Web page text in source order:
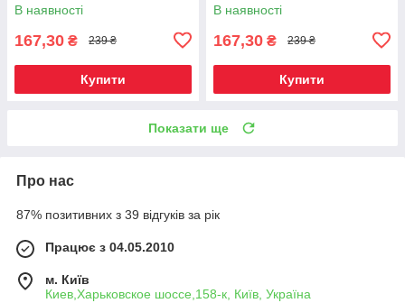
В наявності
167,30 ₴ 239 ₴
Купити
В наявності
167,30 ₴ 239 ₴
Купити
Показати ще
Про нас
87% позитивних з 39 відгуків за рік
Працює з 04.05.2010
м. Київ
Киев,Харьковское шоссе,158-к, Київ, Україна